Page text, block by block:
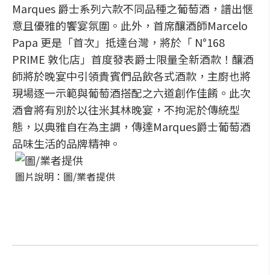
Marques 爵士系列六款不同品種之葡萄酒，譜出愜
意且優雅的饗宴氛圍。此外，首席釀酒師Marcelo
Papa 更是「首次」抵達台灣，將於「 N°168
PRIME 敦化店」首度發表爵士限量全新酒款！釀酒
師將於晚宴中引領貴賓們品飲各式酒款，主廚也將
現場逐一示範與葡萄酒搭配之六道創作佳餚。此次
酒會將有別於以往米其林晚宴，不拘泥於傳統型
態，以典雅自在為主調，傳達Marques爵士葡萄酒
品味生活的品牌精神。
圖片說明：圖/業者提供